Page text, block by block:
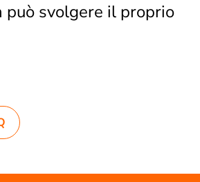
può svolgere il proprio